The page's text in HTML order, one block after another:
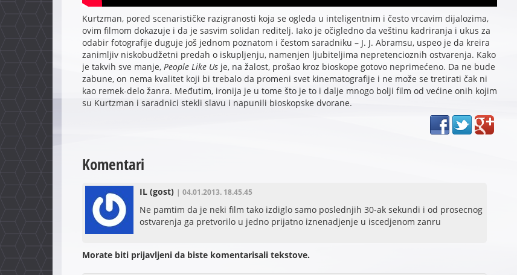
Kurtzman, pored scenarističke razigranosti koja se ogleda u inteligentnim i često vrcavim dijalozima,
ovim filmom dokazuje i da je sasvim solidan reditelj. Iako je očigledno da veštinu kadriranja i ukus za
odabir fotografije duguje još jednom poznatom i čestom saradniku – J. J. Abramsu, uspeo je da kreira
zanimljiv niskobudžetni predah o iskupljenju, namenjen ljubiteljima nepretencioznih ostvarenja. Kako
je takvih sve manje, People Like Usje, na žalost, prošao kroz bioskope gotovo neprimećeno. Da ne bude
zabune, on nema kvalitet koji bi trebalo da promeni svet kinematografije i ne može se tretirati čak ni
kao remek-delo žanra. Međutim, ironija je u tome što je to i dalje mnogo bolji film od većine onih kojim
su Kurtzman i saradnici stekli slavu i napunili bioskopske dvorane.
Komentari
IL(gost) | 04.01.2013. 18.45.45
Ne pamtim da je neki film tako izdiglo samo poslednjih 30-ak sekundi i od prosecnog
ostvarenja ga pretvorilo u jedno prijatno iznenadjenje u iscedjenom zanru
Morate biti prijavljeni da biste komentarisali tekstove.